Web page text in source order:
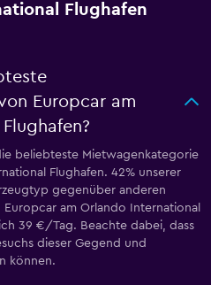
Flughafen
Europcar am
beliebteste Mietwagenkategorie
Flughafen. 42% unserer
gegenüber anderen
am Orlando International
39 €/Tag. Beachte dabei, dass
dieser Gegend und
können.